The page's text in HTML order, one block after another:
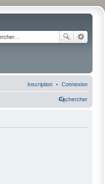
Connexion
Inscription
Rechercher